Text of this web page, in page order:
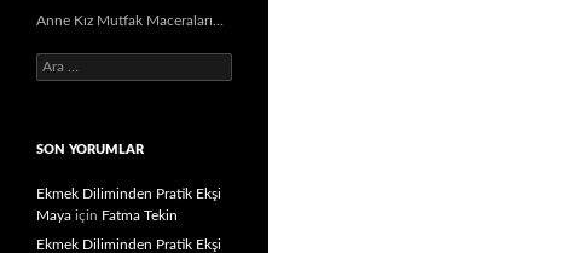
Anne Kız Mutfak Maceraları…
Arama:
SON YORUMLAR
Ekmek Diliminden Pratik Ekşi
Maya için Fatma Tekin
Ekmek Diliminden Pratik Ekşi